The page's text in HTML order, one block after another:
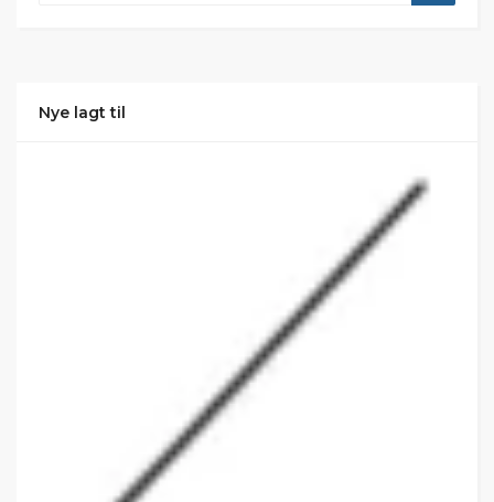
Nye lagt til